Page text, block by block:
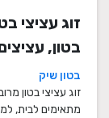
זוג עציצי
בטון,
לעובדים,
מתנה,
בטון שיק
זוג עציצי בטון
מתאימים לבית,